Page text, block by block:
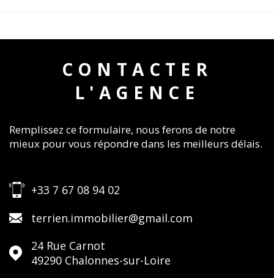
CONTACTER
L'AGENCE
Remplissez ce formulaire, nous ferons de notre
mieux pour vous répondre dans les meilleurs délais.
+33 7 67 08 94 02
terrien.immobilier@gmail.com
24 Rue Carnot
49290
Chalonnes-sur-Loire